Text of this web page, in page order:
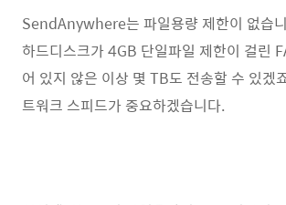
SendAnywhere는 파일용량 제한이 없습
하드디스크가 4GB 단일파일 제한이 걸린
어 있지 않은 이상 몇 TB도 전송할 수 있겠
트워크 스피드가 중요하겠습니다.